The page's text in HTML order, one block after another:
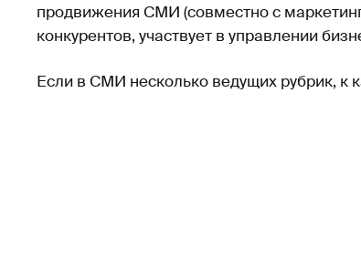
продвижения СМИ (совместно с
конкурентов, участвует в управлении
Если в СМИ несколько ведущих рубрик, к